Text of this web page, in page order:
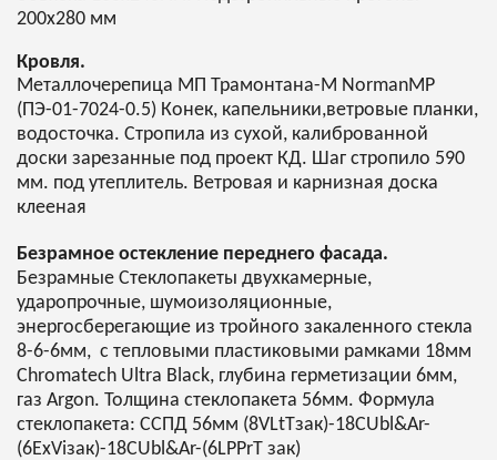
200х280 мм
Кровля.
Металлочерепица МП Трамонтана-M NormanMP
(ПЭ-01-7024-0.5) Конек, капельники,ветровые планки,
водосточка. Стропила из сухой, калиброванной
доски зарезанные под проект КД. Шаг стропило 590
мм. под утеплитель. Ветровая и карнизная доска
клееная
Безрамное остекление переднего фасада.
Безрамные Стеклопакеты двухкамерные,
ударопрочные, шумоизоляционные,
энергосберегающие из тройного закаленного стекла
8-6-6мм, с тепловыми пластиковыми рамками 18мм
Chromatech Ultra Black, глубина герметизации 6мм,
газ Argon. Толщина стеклопакета 56мм. Формула
стеклопакета: CСПД 56мм (8VLtTзак)-18CUbl&Ar-
(6ExViзак)-18CUbl&Ar-(6LPPrT зак)